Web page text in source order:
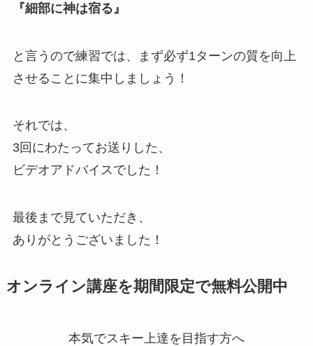
『細部に神は宿る』
と言うので練習では、まず必ず1ターンの質を向上
させることに集中しましょう！
それでは、
3回にわたってお送りした、
ビデオアドバイスでした！
最後まで見ていただき、
ありがとうございました！
オンライン講座を期間限定で無料公開中
本気でスキー上達を目指す方へ